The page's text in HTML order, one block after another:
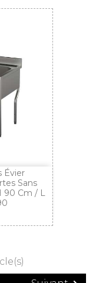
Évier
Sans
90 Cm / L